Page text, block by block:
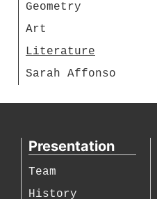
Geometry
Art
Literature
Sarah Affonso
Presentation
Team
History